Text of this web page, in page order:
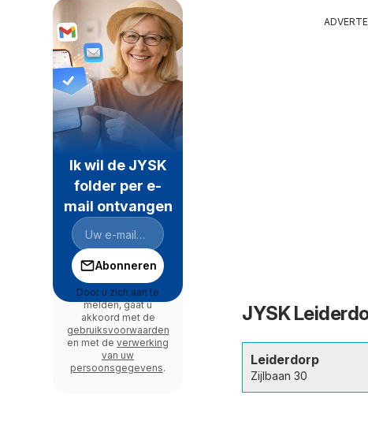
JYSK
Leiderdorp
Zijlbaan 30
Ik wil de JYSK
folder per e-
mail ontvangen
Abonneren
Door u zich aan te
melden, gaat u
akkoord met de
gebruiksvoorwaarden
en met de verwerking
van uw
persoonsgegevens.